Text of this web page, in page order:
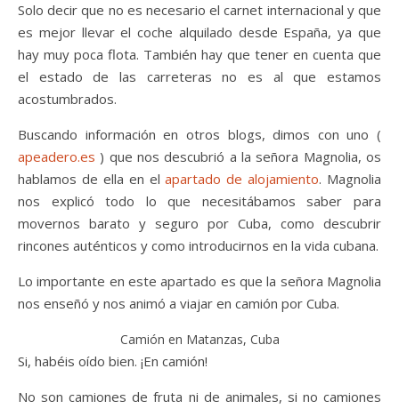
Solo decir que no es necesario el carnet internacional y que
es mejor llevar el coche alquilado desde España, ya que
hay muy poca flota. También hay que tener en cuenta que
el estado de las carreteras no es al que estamos
acostumbrados.
Buscando información en otros blogs, dimos con uno (
apeadero.es ) que nos descubrió a la señora Magnolia, os
hablamos de ella en elapartado de alojamiento. Magnolia
nos explicó todo lo que necesitábamos saber para
movernos barato y seguro por Cuba, como descubrir
rincones auténticos y como introducirnos en la vida cubana.
Lo importante en este apartado es que la señora Magnolia
nos enseñó y nos animó a viajar en camión por Cuba.
Camión en Matanzas, Cuba
Si, habéis oído bien. ¡En camión!
No son camiones de fruta ni de animales, si no camiones